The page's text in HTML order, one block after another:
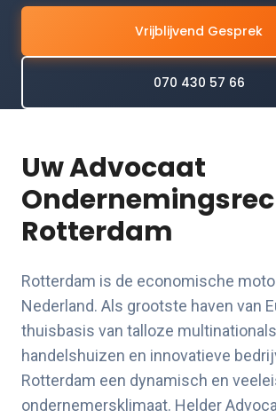
Vrijblijvend Gesprek
070 430 57 66
Uw Advocaat
Rotterdam
Rotterdam is de economische
Nederland. Als grootste haven van
thuisbasis van talloze
handelshuizen en innovatieve
Rotterdam een dynamisch en
ondernemersklimaat. Helder